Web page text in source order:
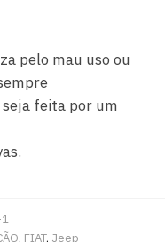
pelo mau uso ou
feita por um
1
, FIAT, Jeep